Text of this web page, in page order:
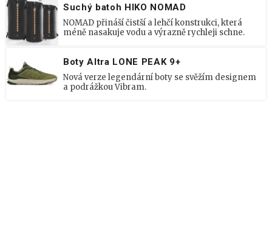
Suchý batoh HIKO NOMAD
NOMAD přináší čistší a lehčí konstrukci, která
méně nasakuje vodu a výrazně rychleji schne.
Boty Altra LONE PEAK 9+
Nová verze legendární boty se svěžím designem
a podrážkou Vibram.